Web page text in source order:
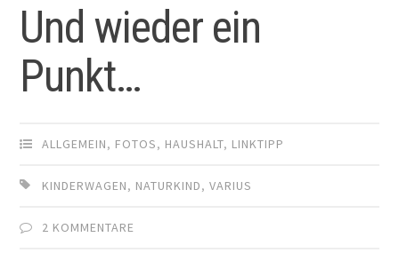
Und wieder ein
Punkt…
ALLGEMEIN, FOTOS, HAUSHALT, LINKTIPP
KINDERWAGEN, NATURKIND,VARIUS
2 KOMMENTARE